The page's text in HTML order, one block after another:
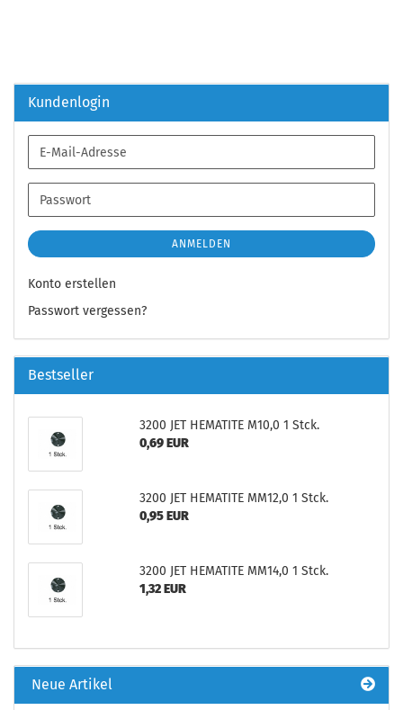
Kundenlogin
E-
Mail-
Adresse
Passwort
ANMELDEN
Konto erstellen
Passwort vergessen?
Bestseller
3200 JET HEMATITE M10,0 1 Stck.
0,69 EUR
3200 JET HEMATITE MM12,0 1 Stck.
0,95 EUR
3200 JET HEMATITE MM14,0 1 Stck.
1,32 EUR
Neue Artikel